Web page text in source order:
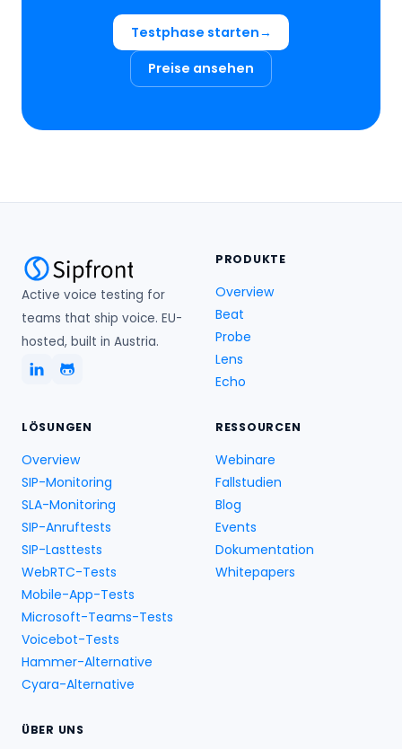
Testphase starten
Preise ansehen
Active voice testing for
teams that ship voice. EU-
hosted, built in Austria.
PRODUKTE
Overview
Beat
Probe
Lens
Echo
LÖSUNGEN
Overview
SIP-Monitoring
SLA-Monitoring
SIP-Anruftests
SIP-Lasttests
WebRTC-Tests
Mobile-App-Tests
Microsoft-Teams-Tests
Voicebot-Tests
Hammer-Alternative
Cyara-Alternative
RESSOURCEN
Webinare
Fallstudien
Blog
Events
Dokumentation
Whitepapers
ÜBER UNS